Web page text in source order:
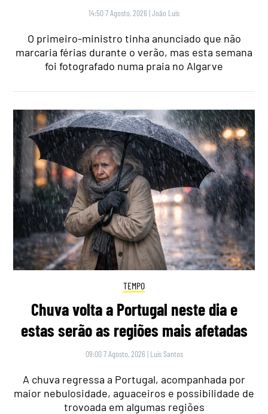
14:50 7 Agosto, 2026 |João Luís
O primeiro-ministro tinha anunciado que não
marcaria férias durante o verão, mas esta semana
foi fotografado numa praia no Algarve
TEMPO
Chuva volta a Portugal neste dia e
estas serão as regiões mais afetadas
09:00 7 Agosto, 2026 | Luís Santos
A chuva regressa a Portugal, acompanhada por
maior nebulosidade, aguaceiros e possibilidade de
trovoada em algumas regiões